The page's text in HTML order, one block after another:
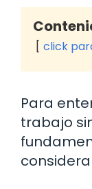
click
Para
trabajo